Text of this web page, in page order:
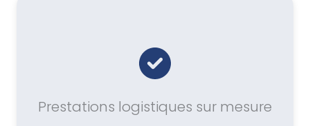
Prestations logistiques sur mesure